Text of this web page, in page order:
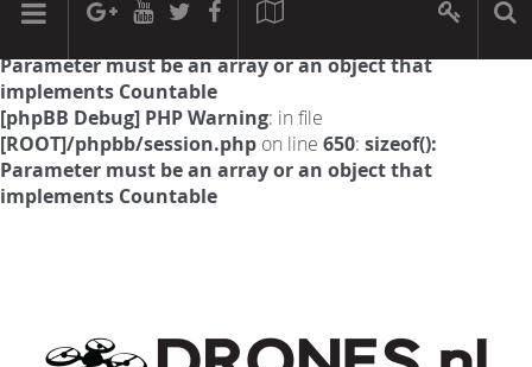
[phpBB Debug] PHP Warning: in file
Parameter must be an array or an object that
implements Countable
[phpBB Debug] PHP Warning: in file
[ROOT]/phpbb/session.php on line 650: sizeof():
Parameter must be an array or an object that
implements Countable